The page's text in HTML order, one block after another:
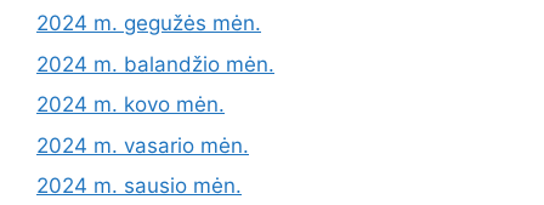
2024 m. gegužės mėn.
2024 m. balandžio mėn.
2024 m. kovo mėn.
2024 m. vasario mėn.
2024 m. sausio mėn.